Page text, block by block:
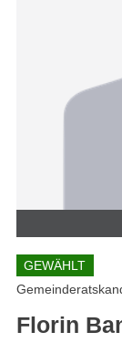
GEWÄHLT
Florin